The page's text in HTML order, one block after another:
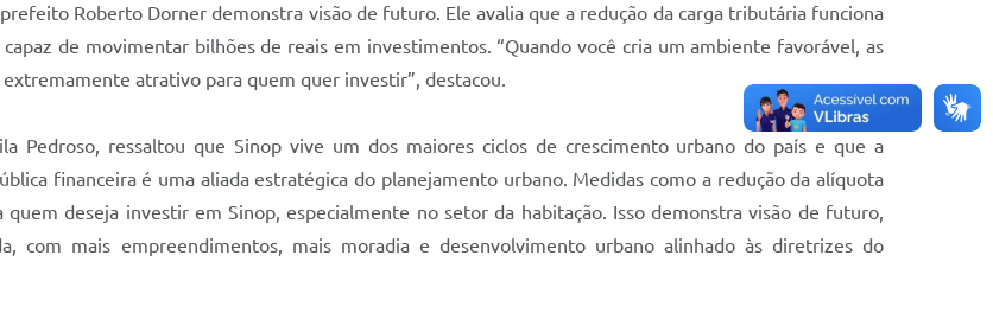
Roberto Dorner demonstra visão de futuro. Ele avalia que a redução da carga tributária funciona
de movimentar bilhões de reais em investimentos. “Quando você cria um ambiente favorável, as
atrativo para quem quer investir”, destacou.
Pedroso, ressaltou que Sinop vive um dos maiores ciclos de crescimento urbano do país e que a
financeira é uma aliada estratégica do planejamento urbano. Medidas como a redução da alíquota
deseja investir em Sinop, especialmente no setor da habitação. Isso demonstra visão de futuro,
com mais empreendimentos, mais moradia e desenvolvimento urbano alinhado às diretrizes do